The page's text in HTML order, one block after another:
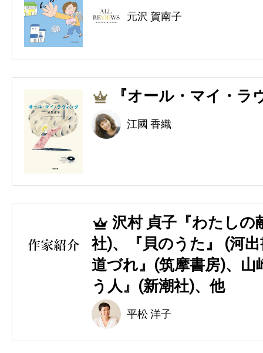
元沢 賀南子
3 『オール・マイ・ラ
江國 香織
4
沢村 貞子『わたしの
社)、『貝のうた』 (河
道づれ』(筑摩書房)、山
う人』(新潮社)、他
平松 洋子